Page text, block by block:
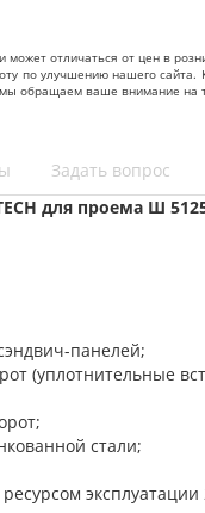
может отличаться от цен в
по улучшению нашего сайта.
обращаем ваше внимание
Задать вопрос
для проема Ш
панелей;
(уплотнительные
стали;
эксплуатации